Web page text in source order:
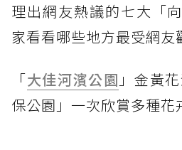
理出網友熱議的七大「
家看看哪些地方最受網友
「大佳河濱公園 」金黃
保公園」一次欣賞多種花